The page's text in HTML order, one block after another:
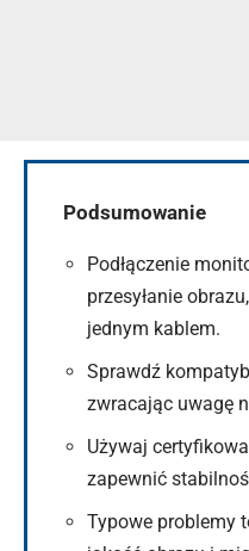
Podsumowanie
Podłączenie
przesyłanie
jednym kablem.
Sprawdź
zwracając uwagę
Używaj
zapewnić
Typowe problemy